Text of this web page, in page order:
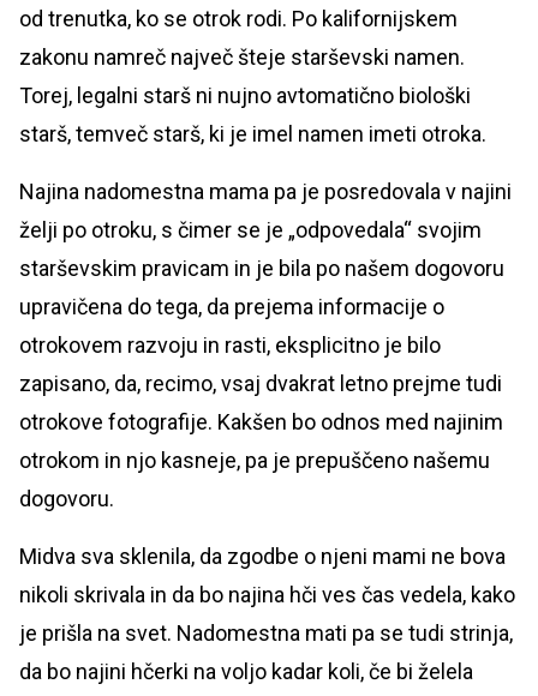
od trenutka, ko se otrok rodi. Po kalifornijskem
zakonu namreč največ šteje starševski namen.
Torej, legalni starš ni nujno avtomatično biološki
starš, temveč starš, ki je imel namen imeti otroka.
Najina nadomestna mama pa je posredovala v najini
želji po otroku, s čimer se je „odpovedala“ svojim
starševskim pravicam in je bila po našem dogovoru
upravičena do tega, da prejema informacije o
otrokovem razvoju in rasti, eksplicitno je bilo
zapisano, da, recimo, vsaj dvakrat letno prejme tudi
otrokove fotografije. Kakšen bo odnos med najinim
otrokom in njo kasneje, pa je prepuščeno našemu
dogovoru.
Midva sva sklenila, da zgodbe o njeni mami ne bova
nikoli skrivala in da bo najina hči ves čas vedela, kako
je prišla na svet. Nadomestna mati pa se tudi strinja,
da bo najini hčerki na voljo kadar koli, če bi želela